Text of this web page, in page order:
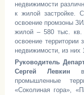
недвижимости
к жилой застройке.
освоение промзоны
жилой – 580 тыс. кв.
освоение
недвижимости, из
Руководитель
Сергей Левкин в
промышленные
«Соколиная гора»,